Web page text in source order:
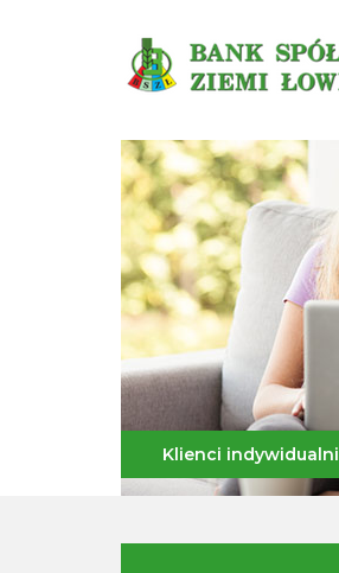
Klienci indywidualni